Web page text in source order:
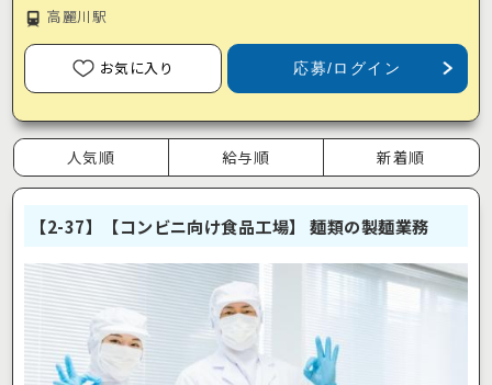
高麗川駅
お気に入り 応募/ログイン
人気順 給与順 新着順
【2-37】【コンビニ向け食品工場】 麺類の製麺業務